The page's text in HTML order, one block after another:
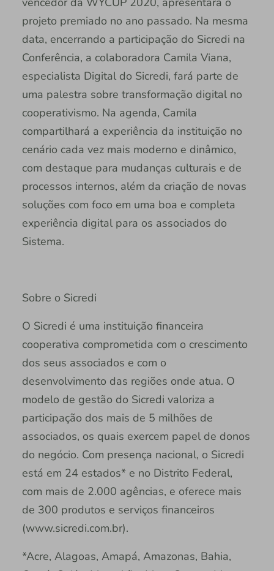
projeto premiado no ano passado. Na mesma
data, encerrando a participação do Sicredi na
Conferência, a colaboradora Camila Viana,
especialista Digital do Sicredi, fará parte de
uma palestra sobre transformação digital no
cooperativismo. Na agenda, Camila
compartilhará a experiência da instituição no
cenário cada vez mais moderno e dinâmico,
com destaque para mudanças culturais e de
processos internos, além da criação de novas
soluções com foco em uma boa e completa
experiência digital para os associados do
Sistema.
Sobre o Sicredi
O Sicredi é uma instituição financeira
cooperativa comprometida com o crescimento
dos seus associados e com o
desenvolvimento das regiões onde atua. O
modelo de gestão do Sicredi valoriza a
participação dos mais de 5 milhões de
associados, os quais exercem papel de donos
do negócio. Com presença nacional, o Sicredi
está em 24 estados* e no Distrito Federal,
com mais de 2.000 agências, e oferece mais
de 300 produtos e serviços financeiros
(www.sicredi.com.br).
*Acre, Alagoas, Amapá, Amazonas, Bahia,